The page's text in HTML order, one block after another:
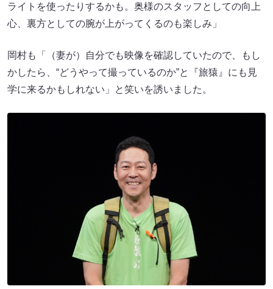
ライトを使ったりするかも。奥様のスタッフとしての向上
心、裏方としての腕が上がってくるのも楽しみ」
岡村も「（妻が）自分でも映像を確認していたので、もし
かしたら、“どうやって撮っているのか”と『旅猿』にも見
学に来るかもしれない」と笑いを誘いました。